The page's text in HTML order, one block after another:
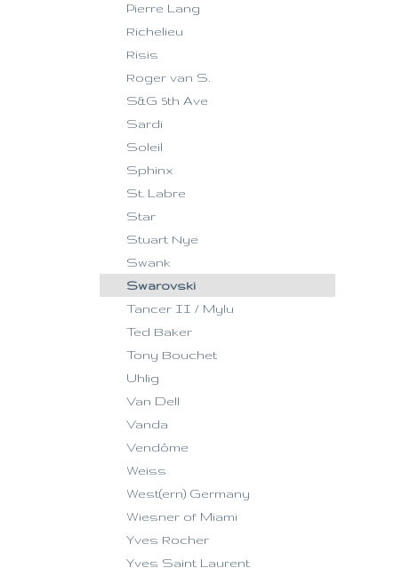
Pierre Lang
Richelieu
Risis
Roger van S.
S&G 5th Ave
Sardi
Soleil
Sphinx
St. Labre
Star
Stuart Nye
Swank
Swarovski
Tancer II / Mylu
Ted Baker
Tony Bouchet
Uhlig
Van Dell
Vanda
Vendôme
Weiss
West(ern) Germany
Wiesner of Miami
Yves Rocher
Yves Saint Laurent